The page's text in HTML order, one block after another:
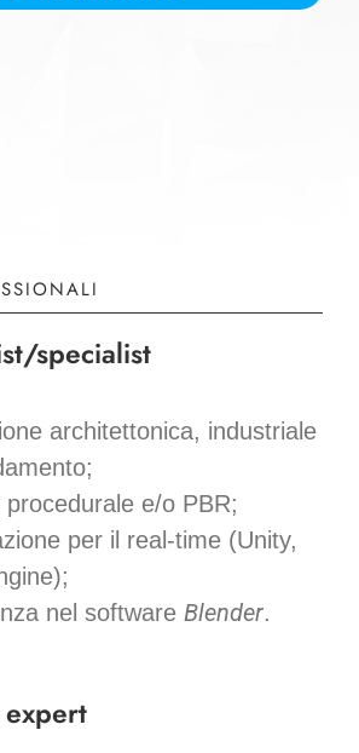
specialist
architettonica, industriale
procedurale e/o PBR;
per il real-time (Unity,
nel software Blender.